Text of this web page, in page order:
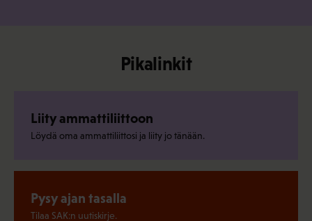
Pikalinkit
Liity ammattiliittoon
Löydä oma ammattiliittosi ja liity jo tänään.
Pysy ajan tasalla
Tilaa SAK:n uutiskirje.